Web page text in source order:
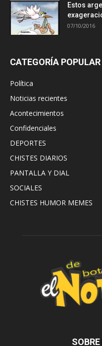
Estos
07/10/2016
CATEGORÍA POPULAR
Política
Noticias recientes
Acontecimientos
Confidenciales
DEPORTES
CHISTES DIARIOS
PANTALLA Y DIAL
SOCIALES
CHISTES HUMOR MEMES